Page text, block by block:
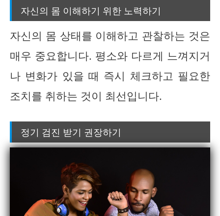
자신의 몸 이해하기 위한 노력하기
자신의 몸 상태를 이해하고 관찰하는 것은
매우 중요합니다. 평소와 다르게 느껴지거
나 변화가 있을 때 즉시 체크하고 필요한
조치를 취하는 것이 최선입니다.
정기 검진 받기 권장하기